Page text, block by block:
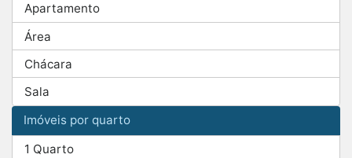
Apartamento
Área
Chácara
Sala
Imóveis por quarto
1 Quarto